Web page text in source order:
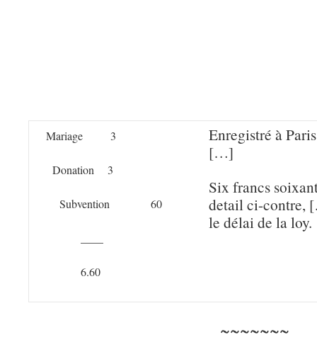
Mariage 3
Donation 3
Subvention 60
6.60
Enregistré à
[…]
Six francs
detail ci-contre,
le délai de la loy.
~~~~~~~